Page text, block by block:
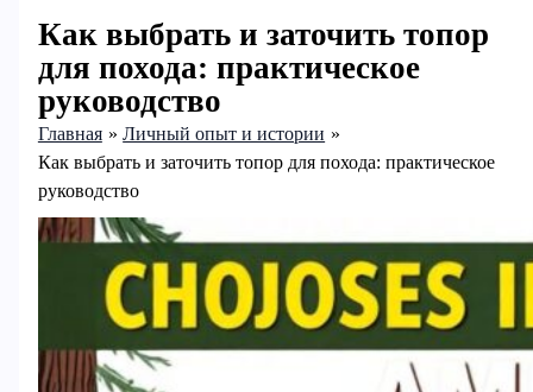
Как выбрать и заточить топор
для похода: практическое
руководство
Главная
Личный опыт и истории
Как выбрать и заточить топор для похода: практическое
руководство